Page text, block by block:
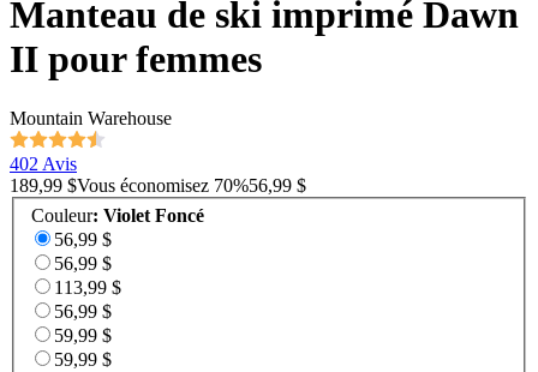
Manteau de ski imprimé Dawn
II pour femmes
Mountain Warehouse
402 Avis
189,99 $Vous économisez 70%56,99 $
Couleur: Violet Foncé
56,99 $
56,99 $
113,99 $
56,99 $
59,99 $
59,99 $